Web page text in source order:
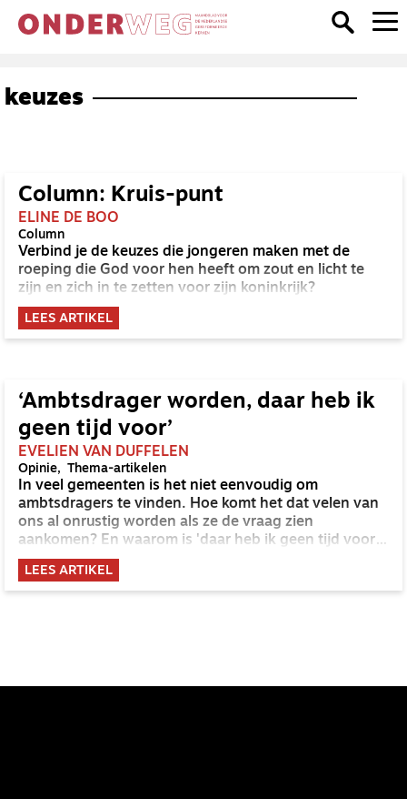
keuzes
Column: Kruis-punt
ELINE DE BOO
Column
Verbind je de keuzes die jongeren maken met de
roeping die God voor hen heeft om zout en licht te
zijn en zich in te zetten voor zijn koninkrijk?
LEES ARTIKEL
‘Ambtsdrager worden, daar heb ik
geen tijd voor’
EVELIEN VAN DUFFELEN
Opinie Thema-artikelen
In veel gemeenten is het niet eenvoudig om
ambtsdragers te vinden. Hoe komt het dat velen van
ons al onrustig worden als ze de vraag zien
aankomen? En waarom is 'daar heb ik geen tijd voor'
de meestgehoorde reactie?
LEES ARTIKEL